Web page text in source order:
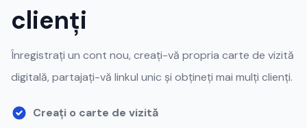
clienți
Înregistrați un cont nou, creați-vă propria carte de vizită
digitală, partajați-vă linkul unic și obțineți mai mulți clienți.
Creați o carte de vizită